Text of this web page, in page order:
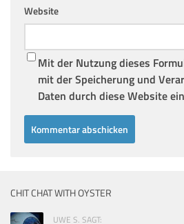
Website
Mit der Nutzung dieses
mit der Speicherung und
Daten durch diese Website
CHIT CHAT WITH OYSTER
UWE S. SAGT: